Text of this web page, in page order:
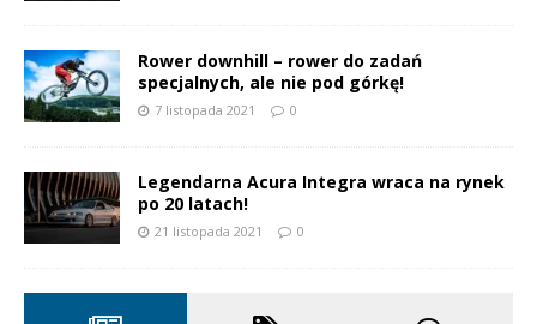
Rower downhill – rower do zadań
specjalnych, ale nie pod górkę!
7 listopada 2021 0
Legendarna Acura Integra wraca na rynek
po 20 latach!
21 listopada 2021 0